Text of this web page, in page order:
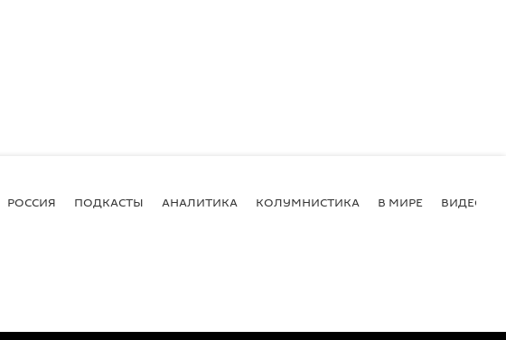
РОССИЯ ПОДКАСТЫ АНАЛИТИКА КОЛУМНИСТИКА В МИРЕ ВИДЕО